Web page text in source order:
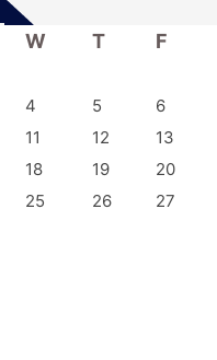
W T F
4 5 6
11 12 13
18 19 20
25 26 27